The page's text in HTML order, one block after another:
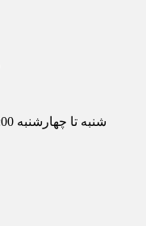
شنبه تا چهارشنبه 09:00 - 17:00 پنجشنبه 09:00 تا 13:00